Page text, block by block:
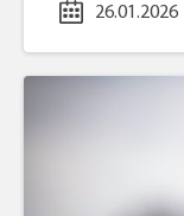
26.01.2026